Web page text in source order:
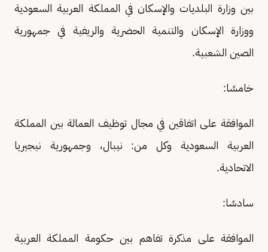
بين وزارة البلديات والإسكان في المملكة العربية السعودية
ووزارة الإسكان والتنمية الحضرية والريفية في جمهورية
الصين الشعبية.
خامسًا:
الموافقة على اتفاقين في مجال توظيف العمالة بين المملكة
العربية السعودية وكل من: نيبال، وجمهورية نيجيريا
الاتحادية.
سادسًا:
الموافقة على مذكرة تفاهم بين حكومة المملكة العربية